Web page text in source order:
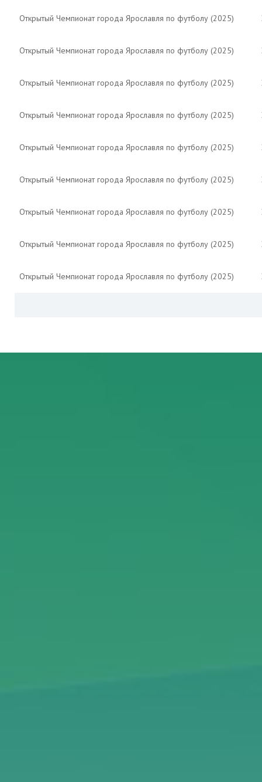
Открытый Чемпионат города Ярославля по футболу (2025)
Открытый Чемпионат города Ярославля по футболу (2025)
Открытый Чемпионат города Ярославля по футболу (2025)
Открытый Чемпионат города Ярославля по футболу (2025)
Открытый Чемпионат города Ярославля по футболу (2025)
Открытый Чемпионат города Ярославля по футболу (2025)
Открытый Чемпионат города Ярославля по футболу (2025)
Открытый Чемпионат города Ярославля по футболу (2025)
Открытый Чемпионат города Ярославля по футболу (2025)